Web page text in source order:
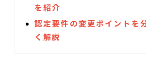
を紹介
認定要件の変更ポイントを
く解説